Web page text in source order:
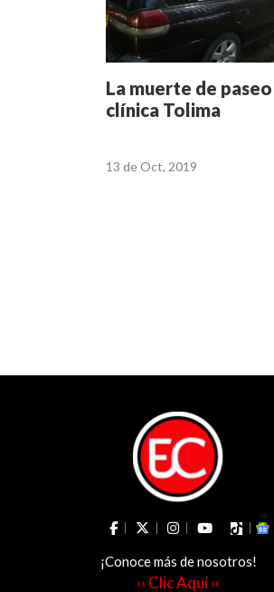
La muerte de
clínica Tolima
13 de Oct, 2019
¡Conoce más de nosotros!
›› Clic Aquí ‹‹